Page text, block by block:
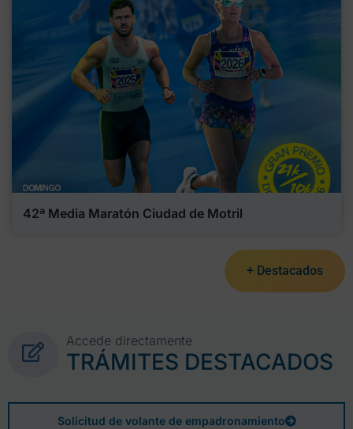
42ª Media Maratón Ciudad de Motril
+ Destacados
Accede directamente
TRÁMITES DESTACADOS
Solicitud de volante de empadronamiento